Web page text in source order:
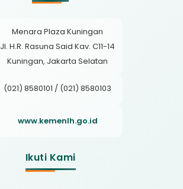
Menara Plaza Kuningan
Jl. H.R. Rasuna Said Kav. C11-14
Kuningan, Jakarta Selatan
(021) 8580101 / (021) 8580103
www.kemenlh.go.id
Ikuti Kami